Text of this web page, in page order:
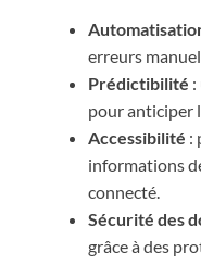
erreurs
Prédictibilité
pour anticiper
Accessibilité :
informations
connecté.
Sécurité des
grâce à des